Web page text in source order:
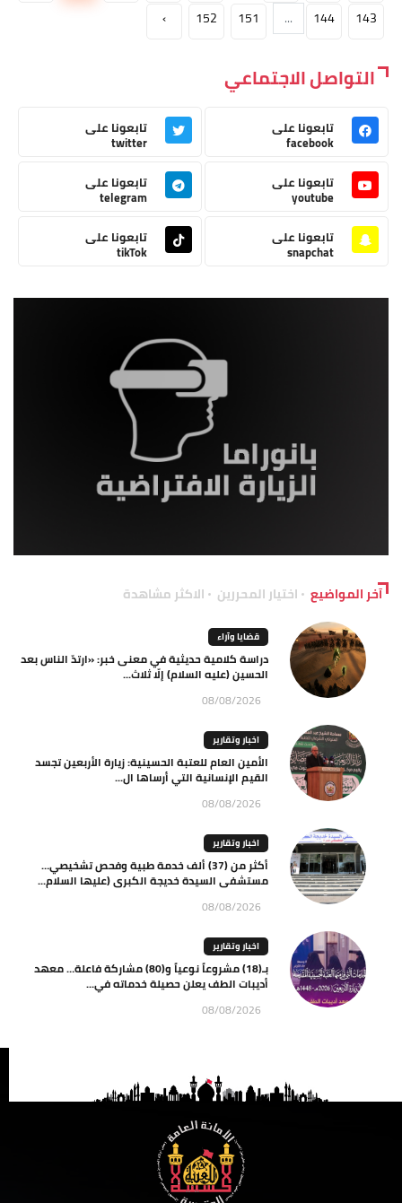
143
144
...
151
152
›
التواصل الاجتماعي
تابعونا على
facebook
تابعونا على
twitter
تابعونا على
youtube
تابعونا على
telegram
تابعونا على
snapchat
تابعونا على
tikTok
آخر المواضيع اختيار المحررين الاكثر مشاهدة
قضايا وآراء
دراسة كلامية حديثية في معنى خبر: «ارتدّ الناس بعد
الحسين (عليه السلام) إلّا ثلاث...
08/08/2026
اخبار وتقارير
الأمين العام للعتبة الحسينية: زيارة الأربعين تجسد
القيم الإنسانية التي أرساها ال...
08/08/2026
اخبار وتقارير
أكثر من (37) ألف خدمة طبية وفحص تشخيصي…
مستشفى السيدة خديجة الكبرى (عليها السلام...
08/08/2026
اخبار وتقارير
بـ(18) مشروعاً نوعياً و(80) مشاركة فاعلة… معهد
أديبات الطف يعلن حصيلة خدماته في...
08/08/2026